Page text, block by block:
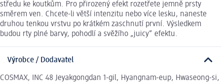
středu ke koutkům. Pro přirozený efekt rozetřete jemně prsty
směrem ven. Chcete-li větší intenzitu nebo více lesku, naneste
druhou tenkou vrstvu po krátkém zaschnutí první. Výsledkem
budou rty plné barvy, pohodlí a svěžího „juicy“ efektu.
Výrobce / Dodavatel
COSMAX, INC 48 Jeyakgongdan 1-gil, Hyangnam-eup, Hwaseong-si,